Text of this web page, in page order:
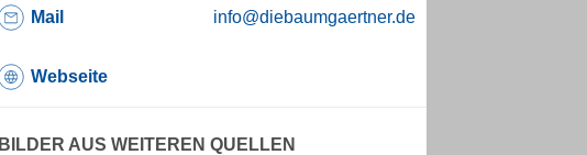
Mail info@diebaumgaertner.de
Webseite
BILDER AUS WEITEREN QUELLEN